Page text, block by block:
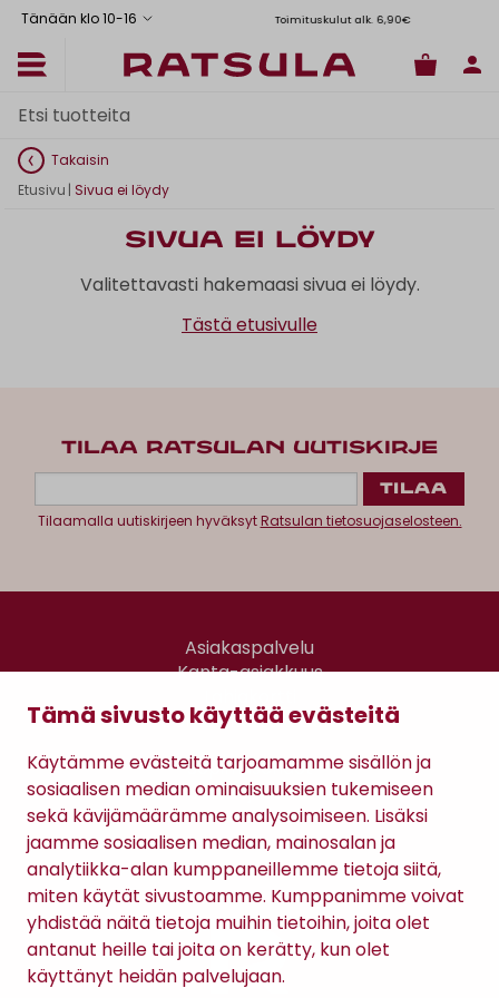
Tämä sivusto käyttää evästeitä
Käytämme evästeitä tarjoamamme sisällön ja
sosiaalisen median ominaisuuksien tukemiseen
sekä kävijämäärämme analysoimiseen. Lisäksi
jaamme sosiaalisen median, mainosalan ja
analytiikka-alan kumppaneillemme tietoja siitä,
miten käytät sivustoamme. Kumppanimme voivat
yhdistää näitä tietoja muihin tietoihin, joita olet
antanut heille tai joita on kerätty, kun olet
käyttänyt heidän palvelujaan.
Tänään klo 10-16 Toimituskulut alk. 6,90€
Takaisin
Etusivu | Sivua ei löydy
Sivua ei löydy
Valitettavasti hakemaasi sivua ei löydy.
Tästä etusivulle
TILAA RATSULAN UUTISKIRJE
Tilaamalla uutiskirjeen hyväksytRatsulan tietosuojaselosteen.
Asiakaspalvelu
Kanta-asiakkuus
Gomee Ratsula Café
Sopimusehdot
Tietosuojaseloste
Maksutavat